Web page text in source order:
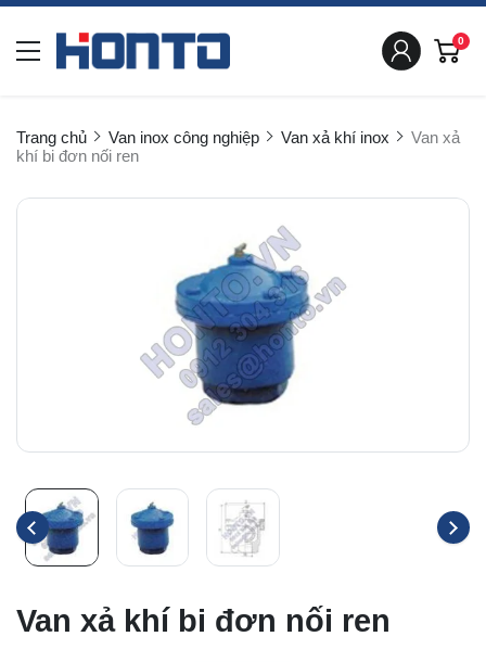
0
Trang chủ Van inox công nghiệp Van xả khí inox
Van xả
khí bi đơn nối ren
Van xả khí bi đơn nối ren